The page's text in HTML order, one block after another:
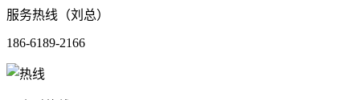
服务热线（刘总）
186-6189-2166